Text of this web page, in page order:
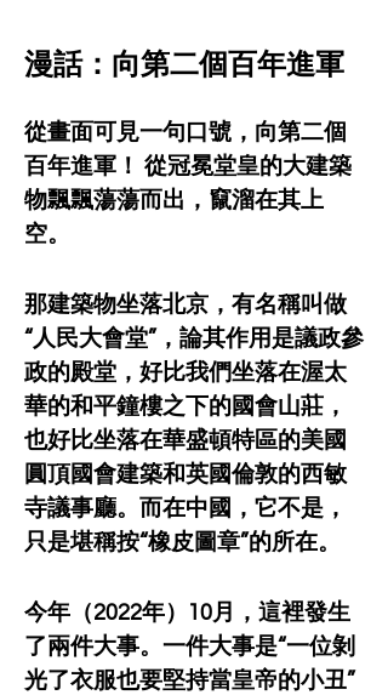
漫話：向第二個百年進軍
從畫面可見一句口號，向第二個
百年進軍！ 從冠冕堂皇的大建築
物飄飄蕩蕩而出，竄溜在其上
空。
那建築物坐落北京，有名稱叫做
“人民大會堂”，論其作用是議政參
政的殿堂，好比我們坐落在渥太
華的和平鐘樓之下的國會山莊，
也好比坐落在華盛頓特區的美國
圓頂國會建築和英國倫敦的西敏
寺議事廳。而在中國，它不是，
只是堪稱按“橡皮圖章”的所在。
今年（2022年）10月，這裡發生
了兩件大事。一件大事是“一位剝
光了衣服也要堅持當皇帝的小丑”